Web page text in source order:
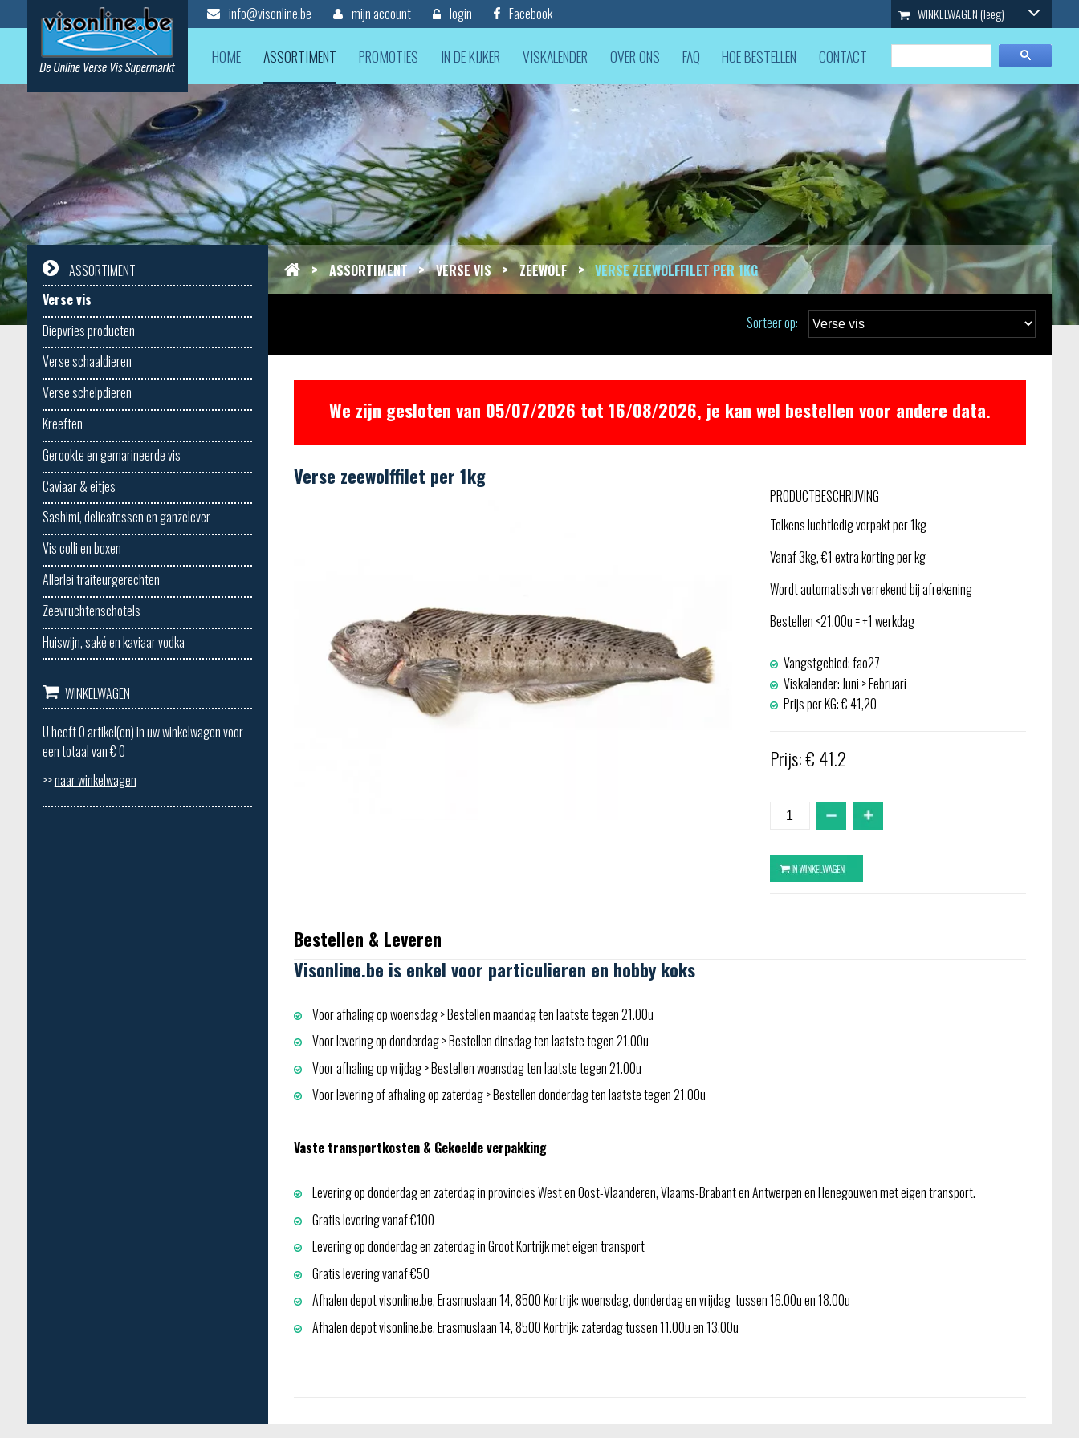
info@visonline.be mijn account login Facebook WINKELWAGEN(leeg)
HOME ASSORTIMENT PROMOTIES IN DE KIJKER VISKALENDER OVER ONS FAQ HOE BESTELLEN CONTACT
ASSORTIMENT
Verse vis
Diepvries producten
Verse schaaldieren
Verse schelpdieren
Kreeften
Gerookte en gemarineerde vis
Caviaar & eitjes
Sashimi, delicatessen en ganzelever
Vis colli en boxen
Allerlei traiteurgerechten
Zeevruchtenschotels
Huiswijn, saké en kaviaar vodka
WINKELWAGEN
U heeft0artikel(en) in uw winkelwagen voor
een totaal van €0
>>naar winkelwagen
> ASSORTIMENT > VERSE VIS > ZEEWOLF > VERSE ZEEWOLFFILET PER 1KG
Sorteer op:
We zijn gesloten van 05/07/2026 tot 16/08/2026, je kan wel bestellen voor andere data.
Verse zeewolffilet per 1kg
PRODUCTBESCHRIJVING
Telkens luchtledig verpakt per 1kg
Vanaf 3kg, €1 extra korting per kg
Wordt automatisch verrekend bij afrekening
Bestellen <21.00u = +1 werkdag
Vangstgebied: fao27
Viskalender: Juni > Februari
Prijs per KG: € 41,20
Prijs: € 41.2
Bestellen & Leveren
Visonline.be is enkel voor particulieren en hobby koks
Voor afhaling op woensdag > Bestellen maandag ten laatste tegen 21.00u
Voor levering op donderdag > Bestellen dinsdag ten laatste tegen 21.00u
Voor afhaling op vrijdag > Bestellen woensdag ten laatste tegen 21.00u
Voor levering of afhaling op zaterdag > Bestellen donderdag ten laatste tegen 21.00u
Vaste transportkosten & Gekoelde verpakking
Levering op donderdag en zaterdag in provincies West en Oost-Vlaanderen, Vlaams-Brabant en Antwerpen en Henegouwen met eigen transport.
Gratis levering vanaf €100
Levering op donderdag en zaterdag in Groot Kortrijk met eigen transport
Gratis levering vanaf €50
Afhalen depot visonline.be, Erasmuslaan 14, 8500 Kortrijk: woensdag, donderdag en vrijdag tussen 16.00u en 18.00u
Afhalen depot visonline.be, Erasmuslaan 14, 8500 Kortrijk: zaterdag tussen 11.00u en 13.00u